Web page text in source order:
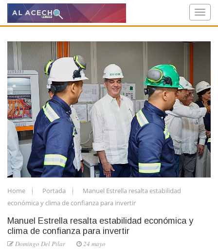
Home Portada
Manuel Estrella resalta estabilidad
económica y clima de confianza para invertir
Manuel Estrella resalta estabilidad económica y
clima de confianza para invertir
Domingo Del Pilar 24 mayo